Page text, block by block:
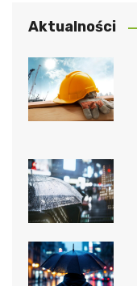
Aktualności